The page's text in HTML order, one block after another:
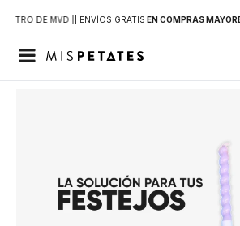
DE MVD | | ENVÍOS GRATIS EN COMPRAS
